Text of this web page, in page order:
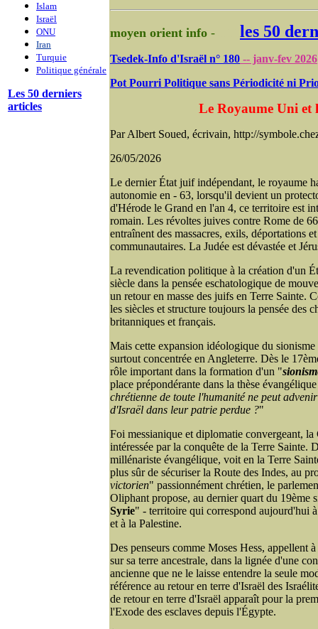
Islam
Israël
ONU
Iran
Turquie
Politique générale
Les 50 derniers
articles
moyen orient info - les 50
Tsedek-Info d'Israël n° 180 -- janv-fev 2026
Pot Pourri Politique sans Périodicité ni
Le Royaume Uni et
Par Albert Soued, écrivain, http://
26/05/2026
Le dernier État juif indépendant, le royaume
autonomie en - 63, lorsqu'il devient un
d'Hérode le Grand en l'an 4, ce territoire est
romain. Les révoltes juives contre Rome de
entraînent des massacres, exils, déportations
communautaires. La Judée est dévastée et
La revendication politique à la création d'un
siècle dans la pensée eschatologique de
un retour en masse des juifs en Terre Sainte.
les siècles et structure toujours la pensée des
britanniques et français.
Mais cette expansion idéologique du sionisme
surtout concentrée en Angleterre. Dès le
rôle important dans la formation d'un "
place prépondérante dans la thèse
chrétienne de toute l'humanité ne peut
d'Israël dans leur patrie perdue ?"
Foi messianique et diplomatie convergeant,
intéressée par la conquête de la Terre Sainte.
millénariste évangélique, voit en la Terre
plus sûr de sécuriser la Route des Indes, au
victorien" passionnément chrétien, le
Oliphant propose, au dernier quart du 19ème
Syrie" - territoire qui correspond aujourd'hui
et à la Palestine.
Des penseurs comme Moses Hess, appellent
sur sa terre ancestrale, dans la lignée d'une
ancienne que ne le laisse entendre la seule
référence au retour en terre d'Israël des
de retour en terre d'Israël apparaît pour la
l'Exode des esclaves depuis l'Égypte.